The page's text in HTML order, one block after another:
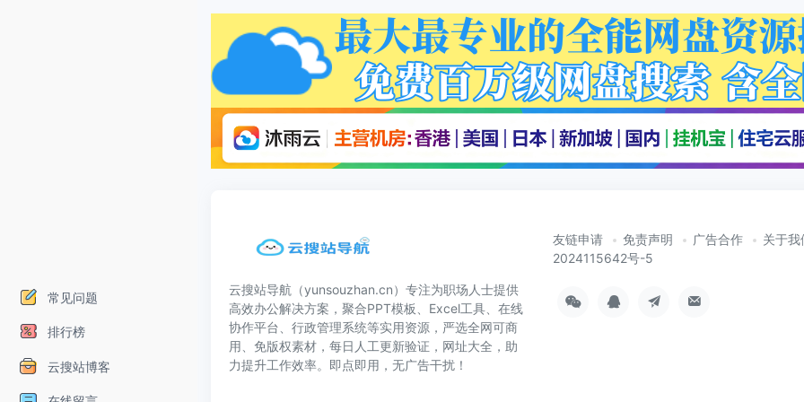
常见问题
排行榜
云搜站博客
云搜站导航（yunsouzhan.cn）专注为职场人士提供
高效办公解决方案，聚合PPT模板、Excel工具、在线
协作平台、行政管理系统等实用资源，严选全网可商
用、免版权素材，每日人工更新验证，网址大全，助
力提升工作效率。即点即用，无广告干扰！
友链申请 免责声明 广告合作
关于我
2024115642号-5